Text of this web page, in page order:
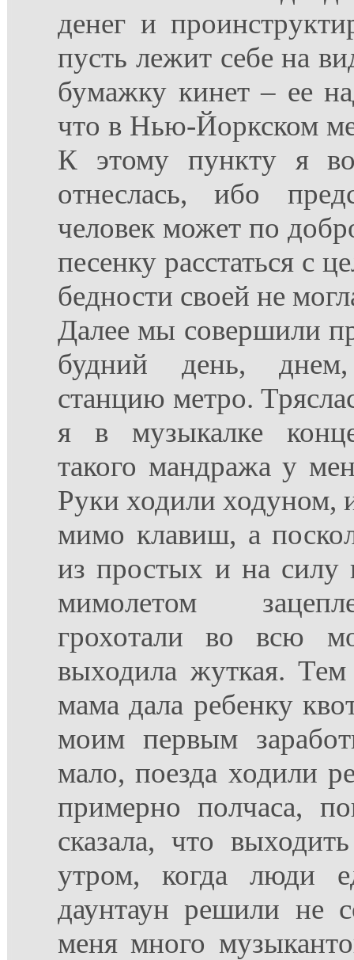
денег и
пусть лежит себе на
бумажку кинет – ее
что в Нью-Йоркском
К этому пункту я
отнеслась, ибо
человек может по
песенку расстаться с
бедности своей не
Далее мы совершили
будний день,
станцию метро.
я в музыкалке
такого мандража у
Руки ходили ходуном,
мимо клавиш, а
из простых и на силу
мимолетом
грохотали во всю
выходила жуткая. Тем
мама дала ребенку
моим первым
мало, поезда ходили
примерно полчаса,
сказала, что
утром, когда люди
даунтаун решили не
меня много